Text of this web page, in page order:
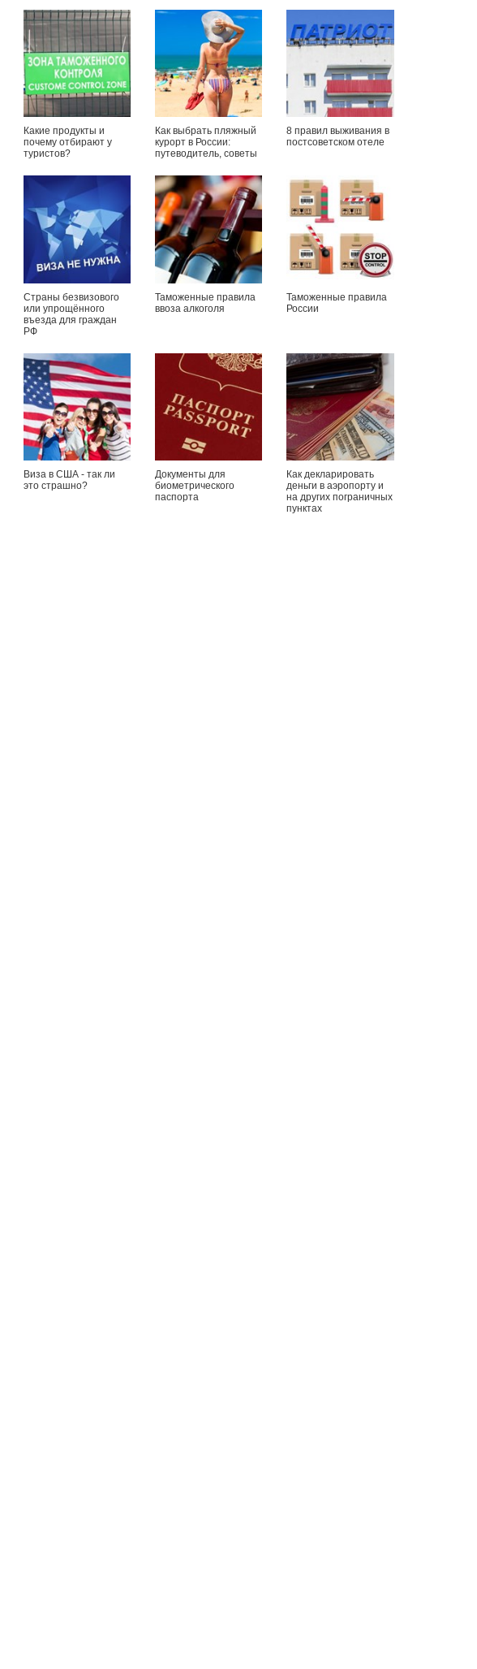
Какие продукты и
почему отбирают у
туристов?
Как выбрать пляжный
курорт в России:
путеводитель, советы
8 правил выживания в
постсоветском отеле
Страны безвизового
или упрощённого
въезда для граждан
РФ
Таможенные правила
ввоза алкоголя
Таможенные правила
России
Виза в США - так ли
это страшно?
Документы для
биометрического
паспорта
Как декларировать
деньги в аэропорту и
на других пограничных
пунктах